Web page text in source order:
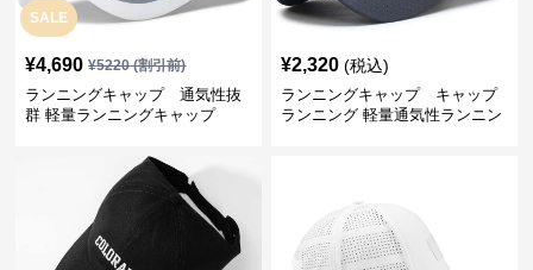
SALE
¥4,690 ¥5220(割引前)
ランニングキャップ 通気性抜
群 軽量ランニングキャップ
¥2,320 (税込)
ランニングキャップ キャップ
ランニング 軽量通気性ランニン